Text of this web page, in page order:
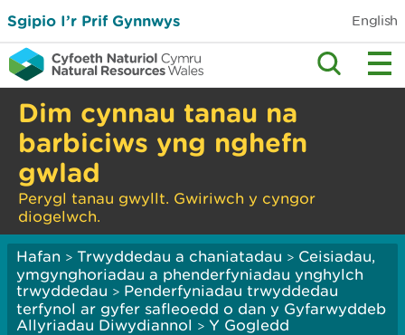
Sgipio I’r Prif Gynnwys English
Dim cynnau tanau na
barbiciws yng nghefn
gwlad
Perygl tanau gwyllt. Gwiriwch y cyngor
diogelwch.
Hafan > Trwyddedau a chaniatadau > Ceisiadau,
ymgynghoriadau a phenderfyniadau ynghylch
trwyddedau > Penderfyniadau trwyddedau
terfynol ar gyfer safleoedd o dan y Gyfarwyddeb
Allyriadau Diwydiannol > Y Gogledd